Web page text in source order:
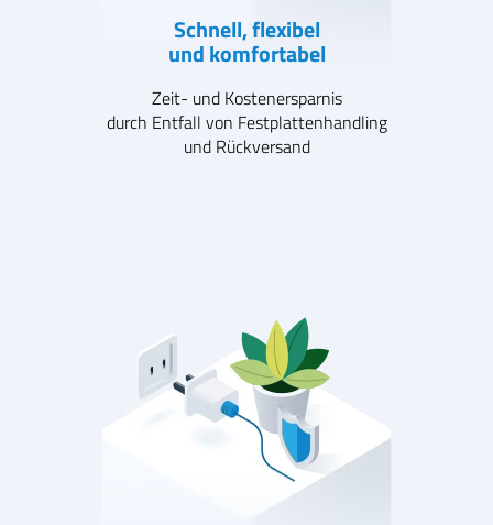
Schnell, flexibel
und komfortabel
Zeit- und Kostenersparnis
durch Entfall von Festplattenhandling
und Rückversand